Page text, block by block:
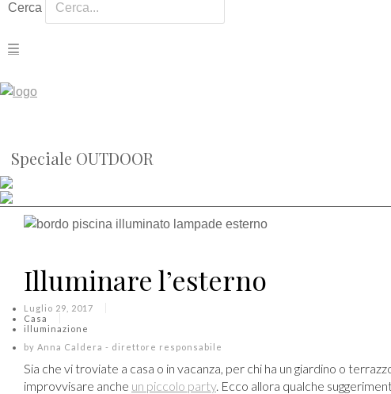
Cerca
Speciale OUTDOOR
Illuminare l’esterno
Luglio 29, 2017
Casa
illuminazione
by Anna Caldera - direttore responsabile
Sia che vi troviate a casa o in vacanza, per chi ha un giardino o
improvvisare anche un piccolo party. Ecco allora qualche